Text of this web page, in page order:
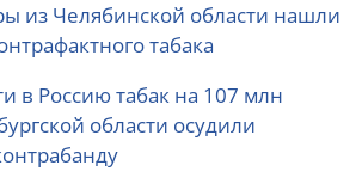
из Челябинской области нашли
табака
в Россию табак на 107 млн
области осудили